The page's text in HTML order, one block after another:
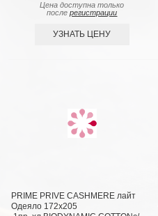
Цена доступна только
послерегистрации
УЗНАТЬ ЦЕНУ
PRIME PRIVE CASHMERE лайт
Одеяло 172х205